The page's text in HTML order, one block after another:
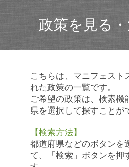
政策を見る
こちらは、マニフェスト
れた政策の一覧です。
ご希望の政策は、検索機
県を選択して探すことが
【検索方法】
都道府県などのボタンを
て、「検索」ボタンを押